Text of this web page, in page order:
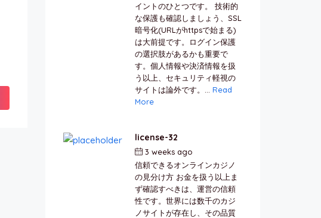
イントのひとつです。 技術的
な保護も確認しましょう、SSL
暗号化(URLがhttpsで始まる)
は大前提です。ログイン保護
の選択肢があるかも重要で
す。個人情報や決済情報を扱
う以上、セキュリティ軽視の
サイトは論外です。... Read
More
license-32
3 weeks ago
信頼できるオンラインカジノ
の見分け方 お金を扱う以上ま
ず確認すべきは、運営の信頼
性です。世界には数千のカジ
ノサイトが存在し、その品質